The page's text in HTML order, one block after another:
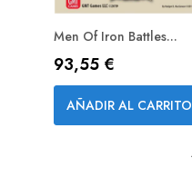
Men Of Iron Battles...
Precio
93,55 €
AÑADIR AL CARRITO